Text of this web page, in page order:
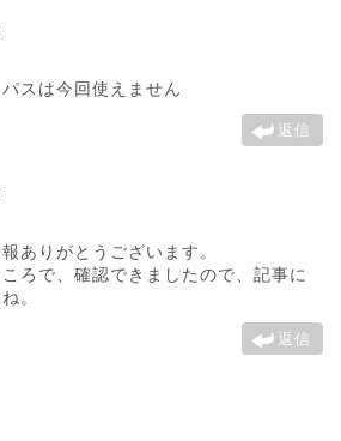
スは今回使えません
返信
ありがとうございます。
ろで、確認できましたので、記事に
。
返信